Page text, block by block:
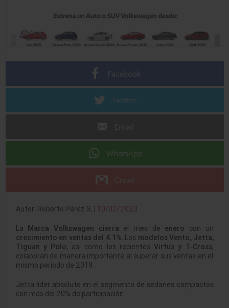
Facebook
Twitter
WhatsApp
Gmail
Autor: Roberto Pérez S. | 10/02/2020
La Marca Volkswagen cierra el mes de enero con un
crecimiento en ventas del 4.1%. Los modelos Vento, Jetta,
Tiguan y Polo, así como los recientesVirtus y T-Cross,
colaboran de manera importante al superar sus ventas en el
mismo período de 2019.
Jetta líder absoluto en el segmento de sedanes compactos
con más del 20% de participación.